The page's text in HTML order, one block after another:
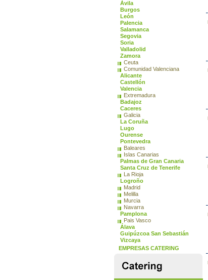
Ávila
Burgos
León
Palencia
Salamanca
Segovia
Soria
Valladolid
Zamora
Ceuta
Comunidad Valenciana
Alicante
Castellón
Valencia
Extremadura
Badajoz
Caceres
Galicia
La Coruña
Lugo
Ourense
Pontevedra
Baleares
Islas Canarias
Palmas de Gran Canaria
Santa Cruz de Tenerife
La Rioja
Logroño
Madrid
Melilla
Murcia
Navarra
Pamplona
Pais Vasco
Álava
Guipúzcoa San Sebastián
Vizcaya
EMPRESAS CATERING